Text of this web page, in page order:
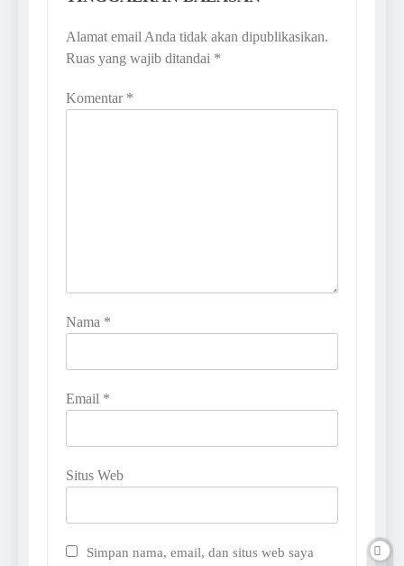
Alamat email Anda tidak akan dipublikasikan.
Ruas yang wajib ditandai *
Komentar *
Nama *
Email *
Situs Web
Simpan nama, email, dan situs web saya